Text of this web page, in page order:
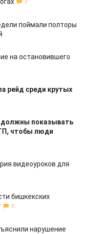
7
поймали полторы
на остановившего
рейд среди крутых
показывать
чтобы люди
видеоуроков для
бишкекских
1
нарушение